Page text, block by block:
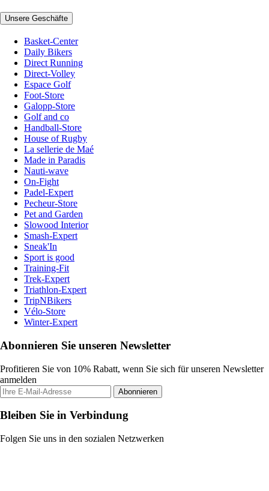
Unsere Geschäfte
Basket-Center
Daily Bikers
Direct Running
Direct-Volley
Espace Golf
Foot-Store
Galopp-Store
Golf and co
Handball-Store
House of Rugby
La sellerie de Maé
Made in Paradis
Nauti-wave
On-Fight
Padel-Expert
Pecheur-Store
Pet and Garden
Slowood Interior
Smash-Expert
Sneak'In
Sport is good
Training-Fit
Trek-Expert
Triathlon-Expert
TripNBikers
Vélo-Store
Winter-Expert
Abonnieren Sie unseren Newsletter
Profitieren Sie von 10% Rabatt, wenn Sie sich für unseren Newsletter
anmelden
Abonnieren
Bleiben Sie in Verbindung
Folgen Sie uns in den sozialen Netzwerken